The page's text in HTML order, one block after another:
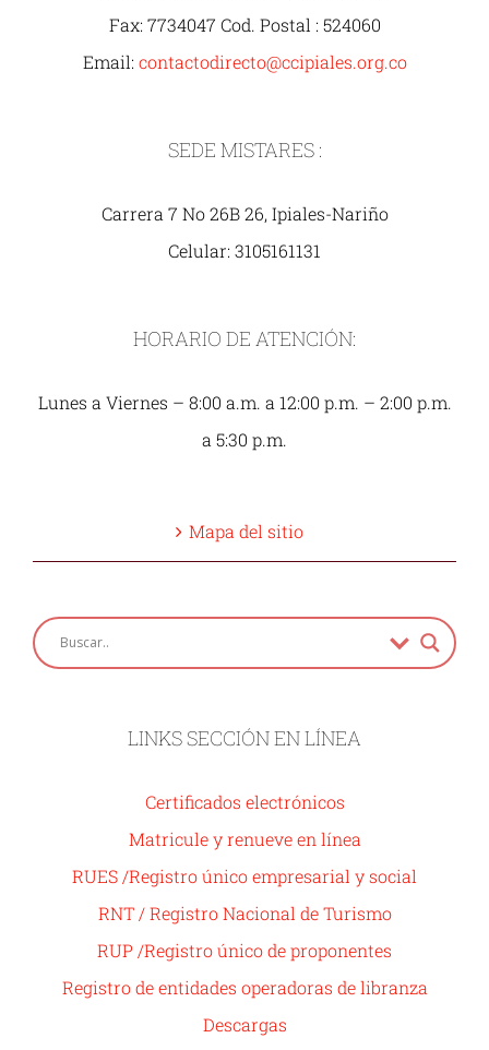
Fax: 7734047 Cod. Postal : 524060
Email: contactodirecto@ccipiales.org.co
SEDE MISTARES :
Carrera 7 No 26B 26, Ipiales-Nariño
Celular: 3105161131
HORARIO DE ATENCIÓN:
Lunes a Viernes – 8:00 a.m. a 12:00 p.m. – 2:00 p.m.
a 5:30 p.m.
Mapa del sitio
LINKS SECCIÓN EN LÍNEA
Certificados electrónicos
Matricule y renueve en línea
RUES /Registro único empresarial y social
RNT / Registro Nacional de Turismo
RUP /Registro único de proponentes
Registro de entidades operadoras de libranza
Descargas